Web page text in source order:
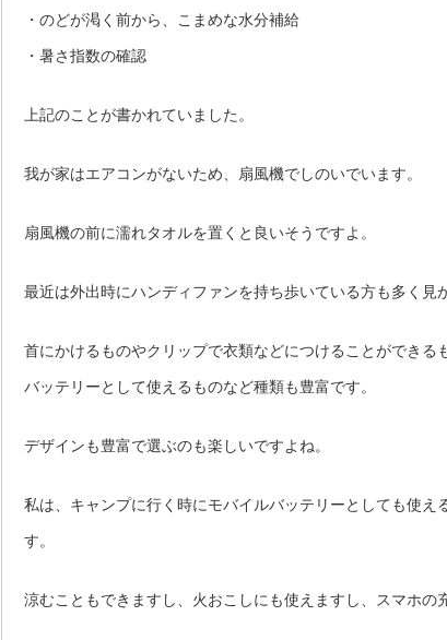
・のどが渇く前から、こまめな水分補給
・暑さ指数の確認
上記のことが書かれていました。
我が家はエアコンがないため、扇風機でしのいでいます。
扇風機の前に濡れタオルを置くと良いそうですよ。
最近は外出時にハンディファンを持ち歩いている方も多く見
首にかけるものやクリップで衣類などにつけることができる
バッテリーとして使えるものなど種類も豊富です。
デザインも豊富で選ぶのも楽しいですよね。
私は、キャンプに行く時にモバイルバッテリーとしても使え
す。
涼むこともできますし、火おこしにも使えますし、スマホの